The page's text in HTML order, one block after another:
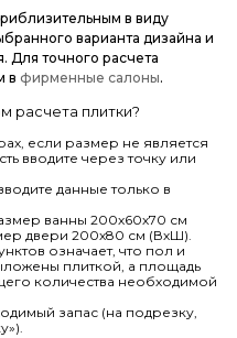
в виду
варианта дизайна и
точного расчета
в фирменные салоны.
расчета плитки?
если размер не является
вводите через точку или
данные только в
ванны 200х60х70 см
двери 200х80 см (ВхШ).
означает, что пол и
плиткой, а площадь
количества необходимой
запас (на подрезку,